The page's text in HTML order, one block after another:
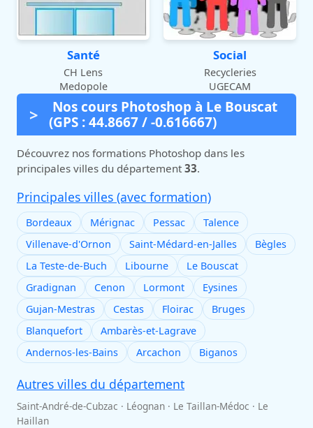
Santé
CH Lens
Medopole
Social
Recycleries
UGECAM
Nos cours Photoshop à Le Bouscat
(GPS : 44.8667 / -0.616667)
Découvrez nos formations Photoshop dans les
principales villes du département 33.
Principales villes (avec formation)
Bordeaux Mérignac Pessac
Talence
Villenave-d'Ornon
Saint-Médard-en-Jalles
Bègles
La Teste-de-Buch
Libourne
Le Bouscat
Gradignan
Cenon Lormont
Eysines
Gujan-Mestras
Cestas Floirac
Bruges
Blanquefort
Ambarès-et-Lagrave
Andernos-les-Bains
Arcachon Biganos
Autres villes du département
Saint-André-de-Cubzac · Léognan · Le Taillan-Médoc · Le
Haillan